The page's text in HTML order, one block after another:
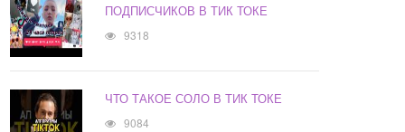
ПОДПИСЧИКОВ В ТИК ТОКЕ
9318
ЧТО ТАКОЕ СОЛО В ТИК ТОКЕ
9084